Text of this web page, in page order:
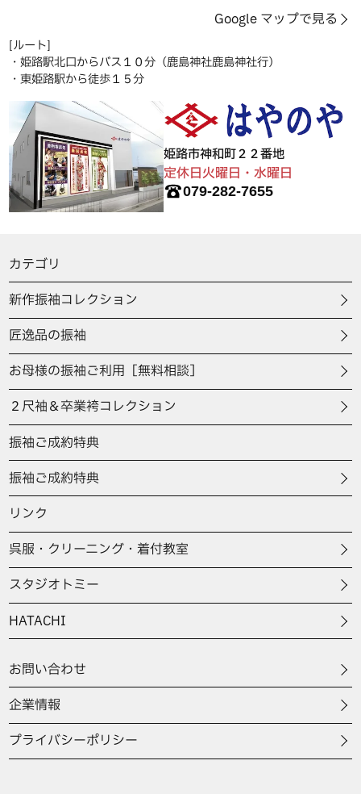
Google マップで見る
[ルート]
・姫路駅北口からバス１０分（鹿島神社鹿島神社行）
・東姫路駅から徒歩１５分
姫路市神和町２２番地
定休日火曜日・水曜日
079-282-7655
カテゴリ
新作振袖コレクション
匠逸品の振袖
お母様の振袖ご利用［無料相談］
２尺袖＆卒業袴コレクション
振袖ご成約特典
振袖ご成約特典
リンク
呉服・クリーニング・着付教室
スタジオトミー
HATACHI
お問い合わせ
企業情報
プライバシーポリシー